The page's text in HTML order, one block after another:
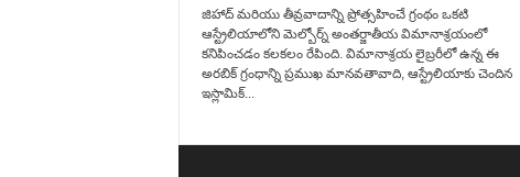
జిహాద్ మరియు తీవ్రవాదాన్ని ప్రోత్సహించే గ్రంథం ఒకటి
ఆస్ట్రేలియాలోని మెల్బోర్న్ అంతర్జాతీయ విమానాశ్రయంలో
కనిపించడం కలకలం రేపింది. విమానాశ్రయ లైబ్రరీలో ఉన్న ఈ
అరబిక్ గ్రంధాన్ని ప్రముఖ మానవతావాది, ఆస్ట్రేలియాకు చెందిన
ఇస్లామిక్...